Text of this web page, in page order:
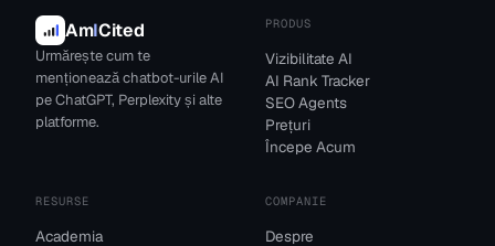
AmICited
Urmărește cum te
menționează chatbot-urile AI
pe ChatGPT, Perplexity și alte
platforme.
PRODUS
Vizibilitate AI
AI Rank Tracker
SEO Agents
Prețuri
Începe Acum
RESURSE
Academia
COMPANIE
Despre